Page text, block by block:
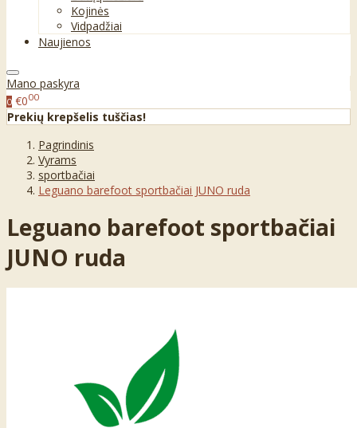
Kojinės
Vidpadžiai
Naujienos
Mano paskyra
0 €000
Prekių krepšelis tuščias!
Pagrindinis
Vyrams
sportbačiai
Leguano barefoot sportbačiai JUNO ruda
Leguano barefoot sportbačiai
JUNO ruda